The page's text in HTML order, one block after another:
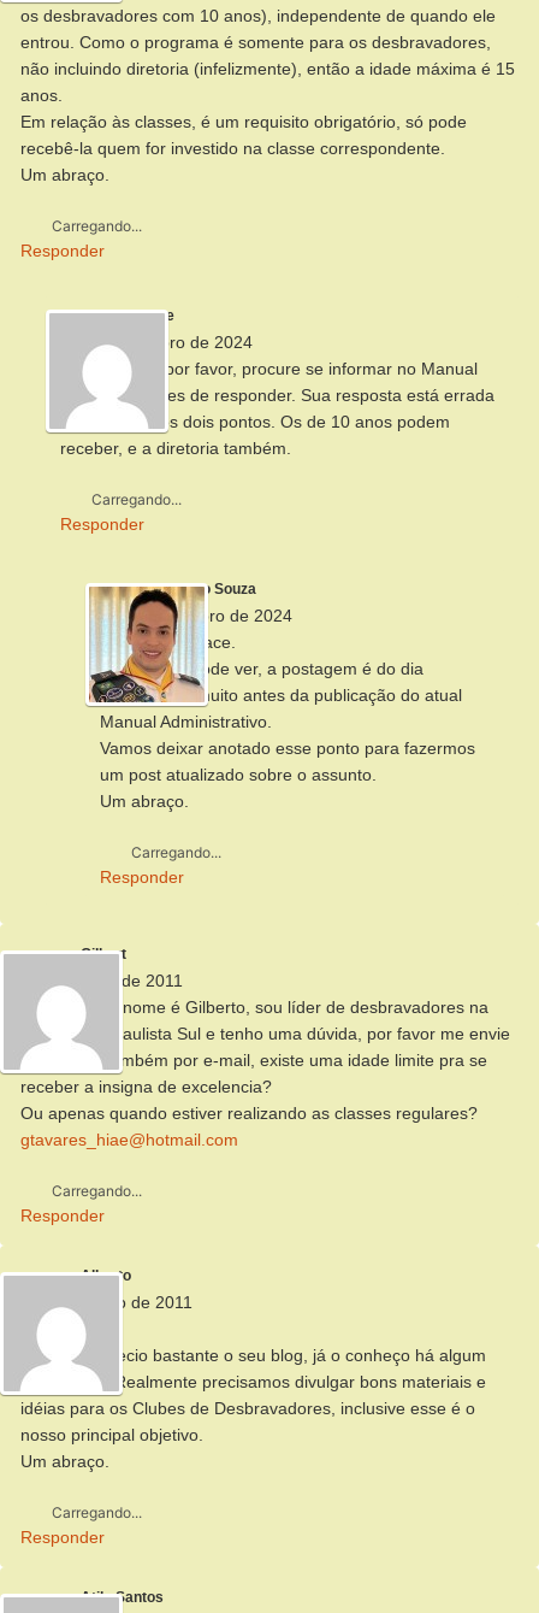
os desbravadores com 10 anos), independente de quando ele
entrou. Como o programa é somente para os desbravadores,
não incluindo diretoria (infelizmente), então a idade máxima é 15
anos.
Em relação às classes, é um requisito obrigatório, só pode
recebê-la quem for investido na classe correspondente.
Um abraço.
Carregando...
Responder
Wallace
14 de novembro de 2024
Caro Alberto, por favor, procure se informar no Manual
atualizado antes de responder. Sua resposta está errada
em pelo menos dois pontos. Os de 10 anos podem
receber, e a diretoria também.
Carregando...
Responder
Alberto Souza
26 de dezembro de 2024
Bom dia, Wallace.
Como você pode ver, a postagem é do dia
08/12/2010, muito antes da publicação do atual
Manual Administrativo.
Vamos deixar anotado esse ponto para fazermos
um post atualizado sobre o assunto.
Um abraço.
Carregando...
Responder
Gilbert
24 de março de 2011
Alberto, meu nome é Gilberto, sou líder de desbravadores na
Associação Paulista Sul e tenho uma dúvida, por favor me envie
a resposta também por e-mail, existe uma idade limite pra se
receber a insigna de excelencia?
Ou apenas quando estiver realizando as classes regulares?
gtavares_hiae@hotmail.com
Carregando...
Responder
Alberto
3 de fevereiro de 2011
Oi Átila,
Também aprecio bastante o seu blog, já o conheço há algum
tempo… rs. Realmente precisamos divulgar bons materiais e
idéias para os Clubes de Desbravadores, inclusive esse é o
nosso principal objetivo.
Um abraço.
Carregando...
Responder
Atila Santos